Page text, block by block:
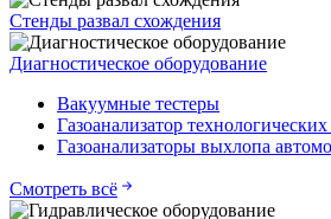
Стенды развал схождения
Диагностическое оборудование
Вакуумные тестеры
Газоанализатор
Газоанализаторы выхлопа
Смотреть всё